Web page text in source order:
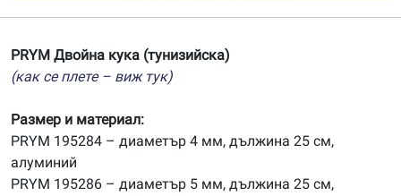
кука
PRYM Двойна кука (тунизийска)
(как се плете – виж тук)
Размер и материал:
PRYM 195284 – диаметър 4 мм, дължина 25 см,
алуминий
PRYM 195286 – диаметър 5 мм, дължина 25 см,